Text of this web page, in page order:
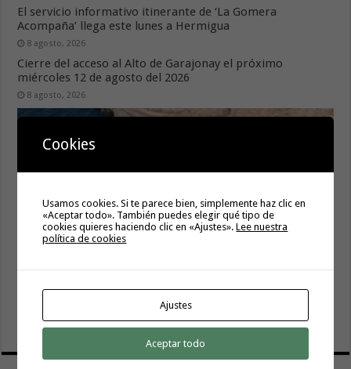
El servicio informativo itinerante de ‘La Gomera
Acompaña’ llega este lunes a Hermigua
8 agosto, 2026
Cierre del acceso al Alto de Garajonay el próximo
miércoles 12 de agosto del 2026
8 agosto, 2026
El Cabildo inicia la fase final de la adecuación del entorno
de La Rajita con la pavimentación de los aparcamientos
8 agosto, 2026
Cookies
Usamos cookies. Si te parece bien, simplemente haz clic en
«Aceptar todo». También puedes elegir qué tipo de
cookies quieres haciendo clic en «Ajustes».Lee nuestra
política de cookies
Ajustes
Aceptar todo